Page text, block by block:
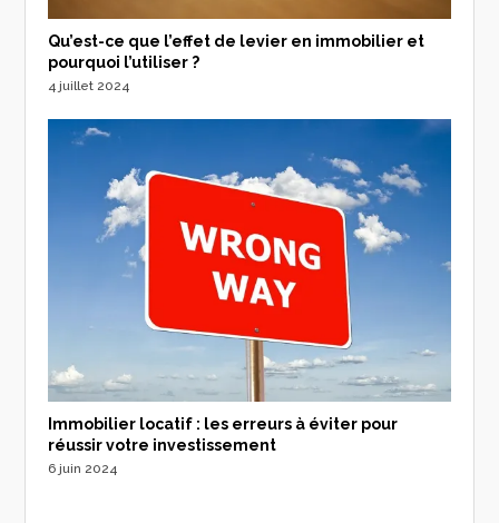
Qu’est-ce que l’effet de levier en immobilier et
pourquoi l’utiliser ?
4 juillet 2024
Immobilier locatif : les erreurs à éviter pour
réussir votre investissement
6 juin 2024